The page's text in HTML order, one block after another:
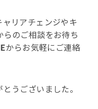
リアチェンジやキ
のご相談をお待ち
からお気軽にご連絡
うございました。